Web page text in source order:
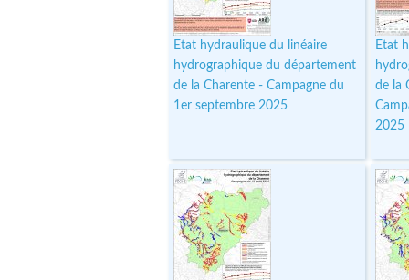
Etat hydraulique du linéaire
hydrographique du département
de la Charente - Campagne du
1er septembre 2025
Etat
de la
2025